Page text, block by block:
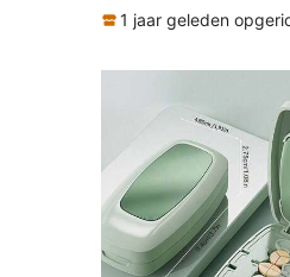
1 jaar geleden